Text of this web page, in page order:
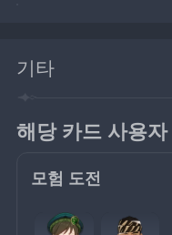
기타
해당 카드 사용자
모험 도전